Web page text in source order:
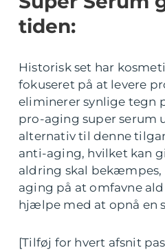
tiden:
Historisk set har
fokuseret på at levere
eliminerer synlige tegn
pro-aging super serum
alternativ til denne
anti-aging, hvilket kan
aldring skal bekæmpes,
aging på at omfavne
hjælpe med at opnå en
[Tilføj for hvert afsnit